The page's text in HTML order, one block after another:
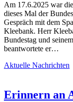
Am 17.6.2025 war
dieses Mal der
Gespräch mit dem
Kleebank. Herr
Bundestag und
beantwortete er…
Aktuelle Nachrichten
Erinnern an